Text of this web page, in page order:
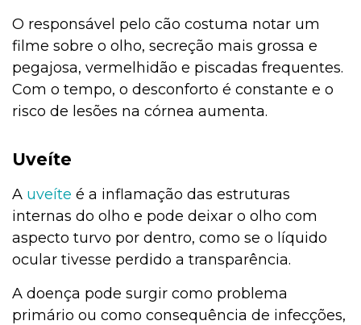
O responsável pelo cão costuma notar um
filme sobre o olho, secreção mais grossa e
pegajosa, vermelhidão e piscadas frequentes.
Com o tempo, o desconforto é constante e o
risco de lesões na córnea aumenta.
Uveíte
A uveíte é a inflamação das estruturas
internas do olho e pode deixar o olho com
aspecto turvo por dentro, como se o líquido
ocular tivesse perdido a transparência.
A doença pode surgir como problema
primário ou como consequência de infecções,